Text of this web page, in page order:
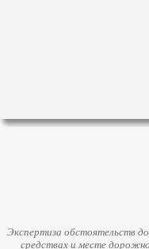
Экспертиза обстоятельств
средствах и месте